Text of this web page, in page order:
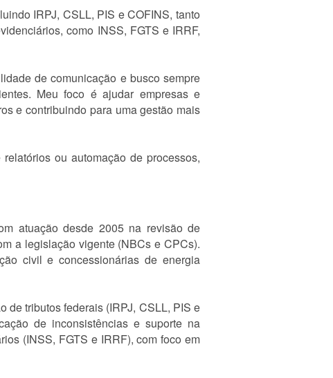
IRPJ, CSLL, PIS e COFINS, tanto
como INSS, FGTS e IRRF,
de comunicação e busco sempre
Meu foco é ajudar empresas e
e contribuindo para uma gestão mais
ou automação de processos,
atuação desde 2005 na revisão de
a legislação vigente (NBCs e CPCs).
civil e concessionárias de energia
de tributos federais (IRPJ, CSLL, PIS e
de inconsistências e suporte na
(INSS, FGTS e IRRF), com foco em